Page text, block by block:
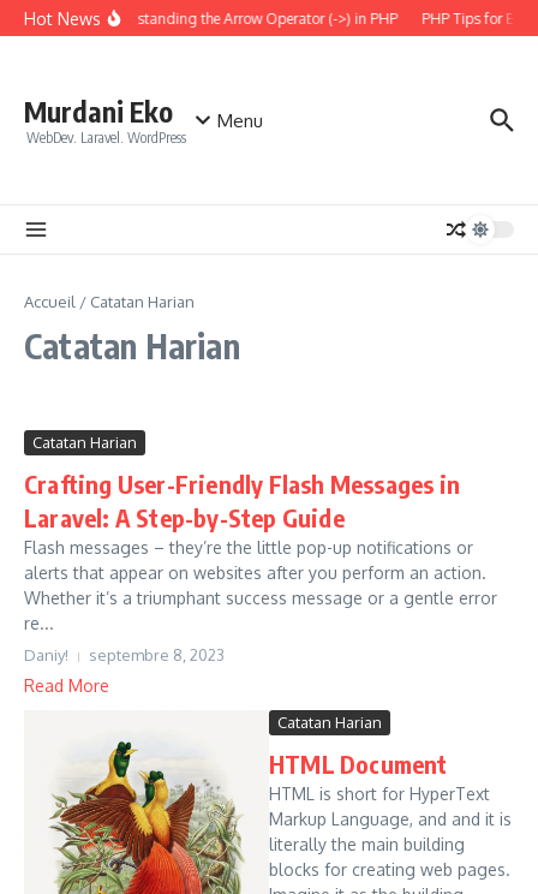
Aller au contenu
Hot NewsUnderstanding the Arrow Operator (->) in PHP PHP Tips for
Murdani Eko
WebDev. Laravel. WordPress
Menu
Accueil / Catatan Harian
Catatan Harian
Catatan Harian
Crafting User-Friendly Flash Messages in
Laravel: A Step-by-Step Guide
Flash messages – they’re the little pop-up notifications or
alerts that appear on websites after you perform an action.
Whether it’s a triumphant success message or a gentle error
re...
Daniy! septembre 8, 2023
Read More
Catatan Harian
HTML Document
HTML is short for HyperText
Markup Language, and and it is
literally the main building
blocks for creating web pages.